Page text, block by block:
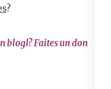
?
blogl? Faites un don